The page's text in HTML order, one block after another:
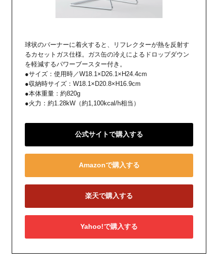
球状のバーナーに着火すると、リフレクターが熱を反射す
るカセットガス仕様。ガス缶の冷えによるドロップダウン
を軽減するパワーブースター付き。
●サイズ：使用時／W18.1×D26.1×H24.4cm
●収納時サイズ：W18.1×D20.8×H16.9cm
●本体重量：約820g
●火力：約1.28kW（約1,100kcal/h相当）
公式サイトで購入する
Amazonで購入する
楽天で購入する
Yahoo!で購入する